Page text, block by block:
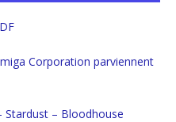
Corporation parviennent
Stardust – Bloodhouse